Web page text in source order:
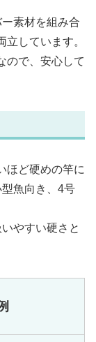
素材を組み合
しています。
ので、安心して
ほど硬めの竿に
魚向き、4号
やすい硬さと